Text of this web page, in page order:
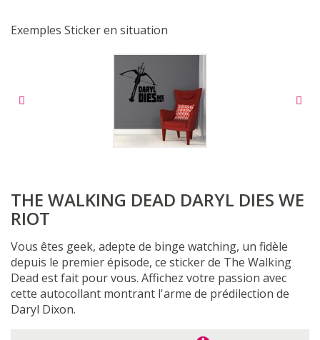
Exemples Sticker en situation
THE WALKING DEAD DARYL DIES WE
RIOT
Vous êtes geek, adepte de binge watching, un fidèle
depuis le premier épisode, ce sticker de The Walking
Dead est fait pour vous. Affichez votre passion avec
cette autocollant montrant l'arme de prédilection de
Daryl Dixon.